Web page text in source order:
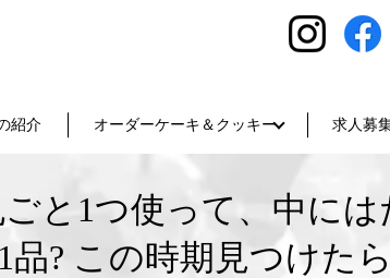
紹介 オーダーケーキ＆クッキー 求人募
と1つ使って、中に
? この時期見つけた